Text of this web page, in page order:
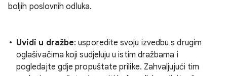
boljih poslovnih odluka.
Uvidi u dražbe: usporedite svoju izvedbu s drugim
oglašivačima koji sudjeluju u istim dražbama i
pogledajte gdje propuštate prilike. Zahvaljujući tim